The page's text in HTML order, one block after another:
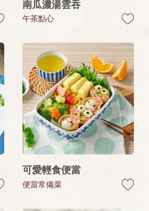
南瓜濃湯雲吞
午茶點心
可愛輕食便當
便當常備菜